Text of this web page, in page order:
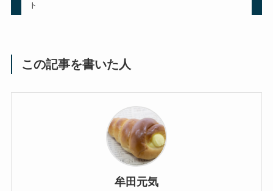
ト
この記事を書いた人
牟田元気